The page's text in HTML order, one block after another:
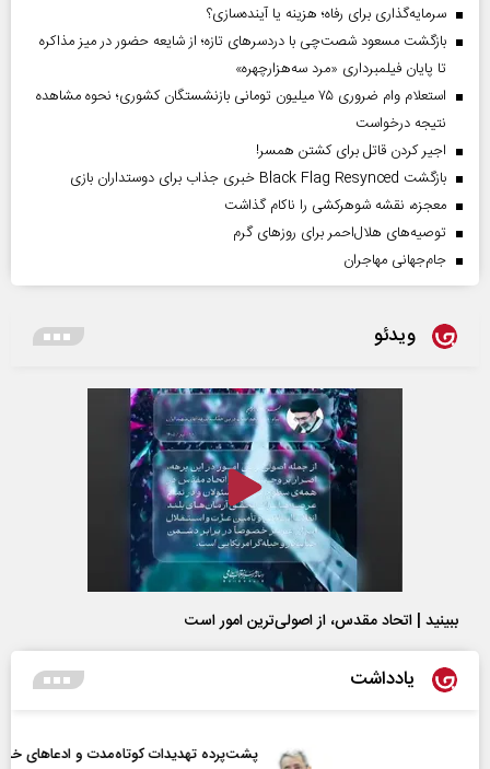
سرمایه‌گذاری برای رفاه؛ هزینه یا آینده‌سازی؟
بازگشت مسعود شصت‌چی با دردسر‌های تازه؛ از شایعه حضور در میز مذاکره
تا پایان فیلمبرداری «مرد سه‌هزارچهره»
استعلام وام ضروری ۷۵ میلیون تومانی بازنشستگان کشوری؛ نحوه مشاهده
نتیجه درخواست
اجیر کردن قاتل برای کشتن همسر!
بازگشت Black Flag Resynced خبری جذاب برای دوستداران بازی
معجزه، نقشه شوهرکشی را ناکام گذاشت
توصیه‌های هلال‌احمر برای روز‌های گرم
جام‌جهانی مهاجران
ویدئو
ببینید | اتحاد مقدس، از اصولی‌ترین امور است
یادداشت
پشت‌پرده تهدیدات کوتاه‏‌مدت و ادعا‌های خلاف واقع آمریکا